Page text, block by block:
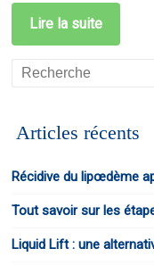
Lire la suite
Articles récents
Récidive du lipœdème
Tout savoir sur les
Liquid Lift : une